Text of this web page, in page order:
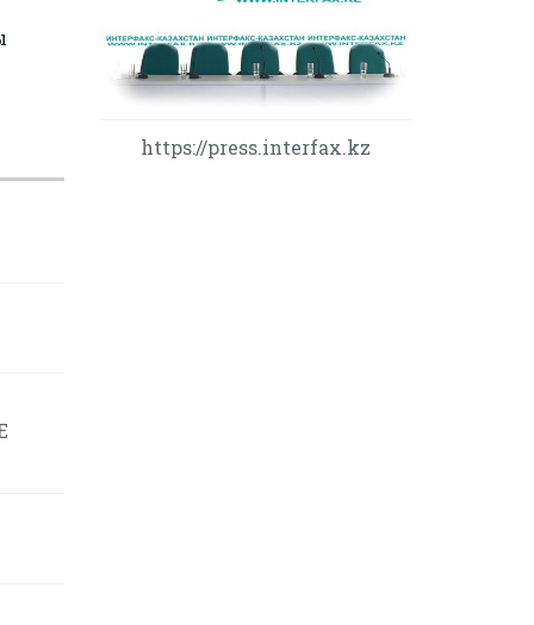
https://press.interfax.kz